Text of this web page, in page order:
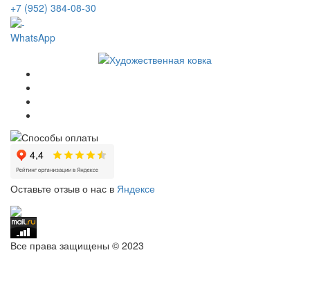
+7 (952) 384-08-30
WhatsApp
Оставьте отзыв о нас в Яндексе
Все права защищены © 2023